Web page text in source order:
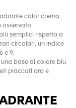
color crema
osservato
semplici rispetto a
circolari, un indice
e 9.
base di colore blu
placcati oro e